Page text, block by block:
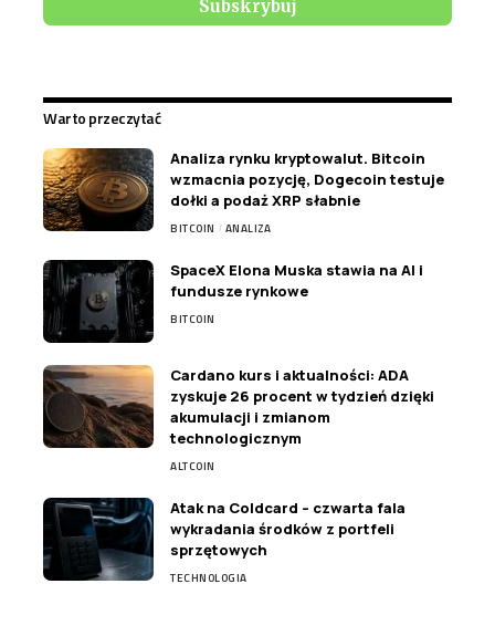
Warto przeczytać
Analiza rynku kryptowalut. Bitcoin
wzmacnia pozycję, Dogecoin testuje
dołki a podaż XRP słabnie
BITCOIN ANALIZA
SpaceX Elona Muska stawia na AI i
fundusze rynkowe
BITCOIN
Cardano kurs i aktualności: ADA
zyskuje 26 procent w tydzień dzięki
akumulacji i zmianom
technologicznym
ALTCOIN
Atak na Coldcard – czwarta fala
wykradania środków z portfeli
sprzętowych
TECHNOLOGIA